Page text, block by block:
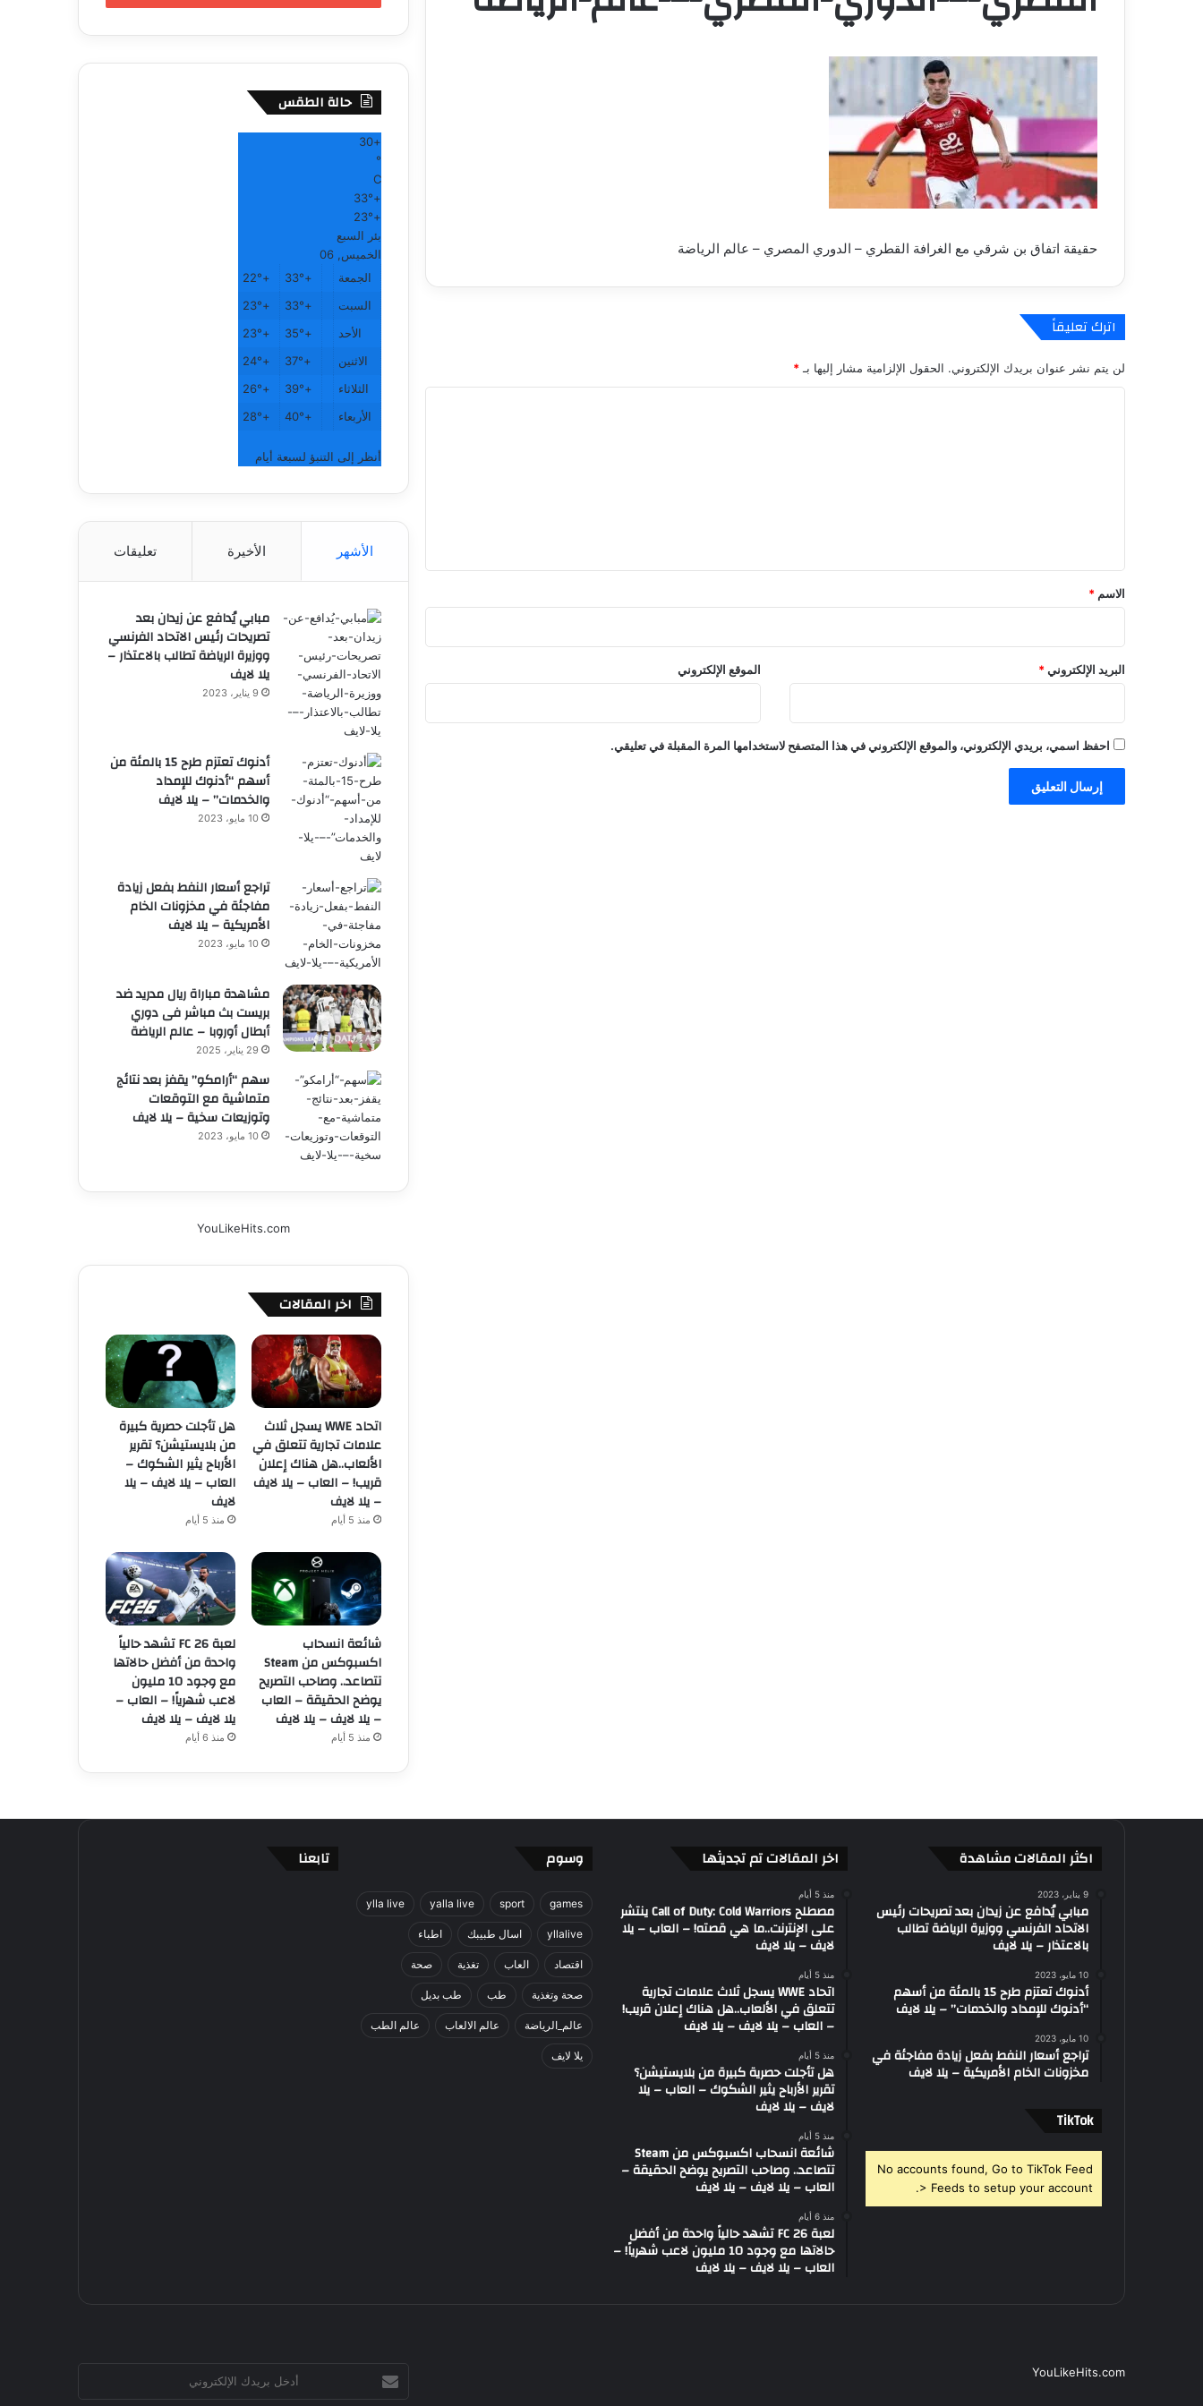
حقيقة اتفاق بن شرقي مع الغرافة القطري – الدوري المصري – عالم الرياضة
اترك تعليقاً
لن يتم نشر عنوان بريدك الإلكتروني. الحقول الإلزامية مشار إليها بـ *
*
الاسم *
البريد الإلكتروني* الموقع الإلكتروني
احفظ اسمي، بريدي الإلكتروني، والموقع الإلكتروني في هذا المتصفح لاستخدامها المرة المقبلة في تعليقي.
حالة الطقس
+
30
°
C
+
33°
+
23°
بئر السبع
الخميس, 06
الجمعة
+
33°
+
22°
السبت
+
33°
+
23°
الأحد
+
35°
+
23°
الاثنين
+
37°
+
24°
الثلاثاء
+
39°
+
26°
الأربعاء
+
40°
+
28°
أنظر إلى التنبؤ لسبعة أيام
الأشهر الأخيرة تعليقات
مبابي يُدافع عن زيدان بعد
تصريحات رئيس الاتحاد الفرنسي
ووزيرة الرياضة تطالب بالاعتذار –
يلا لايف
9 يناير، 2023
أدنوك تعتزم طرح 15 بالمئة من
أسهم “أدنوك للإمداد
والخدمات” – يلا لايف
10 مايو، 2023
تراجع أسعار النفط بفعل زيادة
مفاجئة في مخزونات الخام
الأمريكية – يلا لايف
10 مايو، 2023
مشاهدة مباراة ريال مدريد ضد
بريست بث مباشر فى دوري
أبطال أوروبا – عالم الرياضة
29 يناير، 2025
سهم “أرامكو” يقفز بعد نتائج
متماشية مع التوقعات
وتوزيعات سخية – يلا لايف
10 مايو، 2023
YouLikeHits.com
اخر المقالات
اتحاد WWE يسجل ثلاث
علامات تجارية تتعلق في
الألعاب..هل هناك إعلان
قريب! – العاب – يلا لايف
– يلا لايف
منذ 5 أيام
هل تأجلت حصرية كبيرة
من بلايستيشن؟ تقرير
الأرباح يثير الشكوك –
العاب – يلا لايف – يلا
لايف
منذ 5 أيام
شائعة انسحاب
اكسبوكس من Steam
تتصاعد.. وصاحب التصريح
يوضح الحقيقة – العاب
– يلا لايف – يلا لايف
منذ 5 أيام
لعبة FC 26 تشهد حالياً
واحدة من أفضل حالاتها
مع وجود 10 مليون
لاعب شهرياً! – العاب –
يلا لايف – يلا لايف
منذ 6 أيام
اكثر المقالات مشاهدة
9 يناير، 2023
مبابي يُدافع عن زيدان بعد تصريحات رئيس
الاتحاد الفرنسي ووزيرة الرياضة تطالب
بالاعتذار – يلا لايف
10 مايو، 2023
أدنوك تعتزم طرح 15 بالمئة من أسهم
“أدنوك للإمداد والخدمات” – يلا لايف
10 مايو، 2023
تراجع أسعار النفط بفعل زيادة مفاجئة في
مخزونات الخام الأمريكية – يلا لايف
‫TikTok
No accounts found, Go to TikTok Feed
> Feeds to setup your account.
اخر المقالات تم تجديثها
منذ 5 أيام
مصطلح Call of Duty: Cold Warriors ينتشر
على الإنترنت..ما هي قصته! – العاب – يلا
لايف – يلا لايف
منذ 5 أيام
اتحاد WWE يسجل ثلاث علامات تجارية
تتعلق في الألعاب..هل هناك إعلان قريب!
– العاب – يلا لايف – يلا لايف
منذ 5 أيام
هل تأجلت حصرية كبيرة من بلايستيشن؟
تقرير الأرباح يثير الشكوك – العاب – يلا
لايف – يلا لايف
منذ 5 أيام
شائعة انسحاب اكسبوكس من Steam
تتصاعد.. وصاحب التصريح يوضح الحقيقة –
العاب – يلا لايف – يلا لايف
منذ 6 أيام
لعبة FC 26 تشهد حالياً واحدة من أفضل
حالاتها مع وجود 10 مليون لاعب شهرياً! –
العاب – يلا لايف – يلا لايف
وسوم
games
sport
yalla live
ylla live
yllalive اسال طبيبك اطباء
اقتصاد العاب تغذية صحة
صحة وتغذية طب طب بديل
عالم_الرياضة عالم الالعاب عالم الطب
يلا لايف
تابعنا
YouLikeHits.com
بريدك